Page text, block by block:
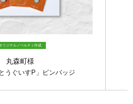
リジナルノベルティ作成
丸森町様
うぐいすP」ピンバッジ